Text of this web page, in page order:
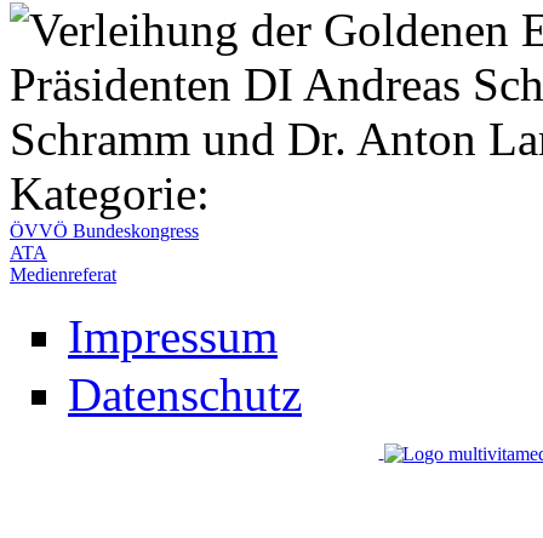
Kategorie:
ÖVVÖ Bundeskongress
ATA
Medienreferat
Impressum
Datenschutz